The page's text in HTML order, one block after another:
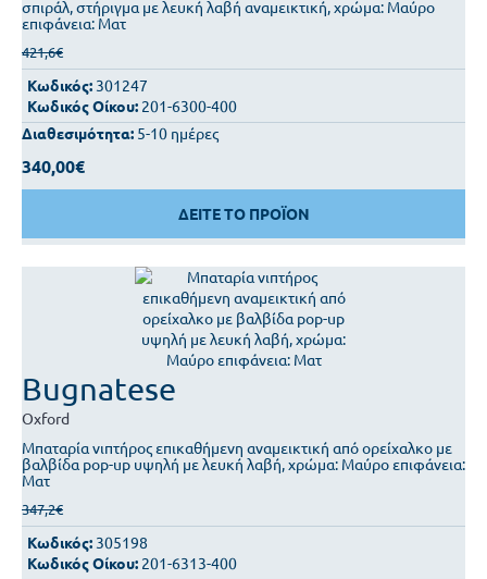
σπιράλ, στήριγμα με λευκή λαβή αναμεικτική, χρώμα: Μαύρο
επιφάνεια: Ματ
421,6€
Κωδικός: 301247
Κωδικός Οίκου: 201-6300-400
Διαθεσιμότητα: 5-10 ημέρες
340,00€
ΔΕΙΤΕ ΤΟ ΠΡΟΪΟΝ
Bugnatese
Oxford
Μπαταρία νιπτήρος επικαθήμενη αναμεικτική από ορείχαλκο με
βαλβίδα pop-up υψηλή με λευκή λαβή, χρώμα: Μαύρο επιφάνεια:
Ματ
347,2€
Κωδικός: 305198
Κωδικός Οίκου: 201-6313-400